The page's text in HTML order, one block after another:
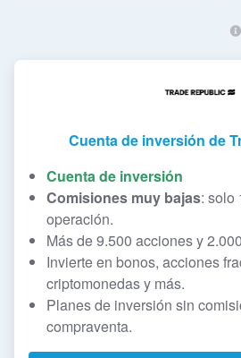
Cuenta de inversión de
Cuenta de inversión
Comisiones muy bajas: solo
operación.
Más de 9.500 acciones y
Invierte en bonos, acciones
criptomonedas y más.
Planes de inversión sin
compraventa.